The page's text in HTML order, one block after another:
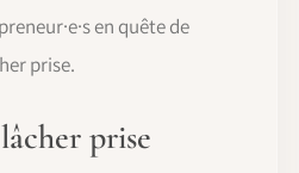
en quête de
prise.
prise